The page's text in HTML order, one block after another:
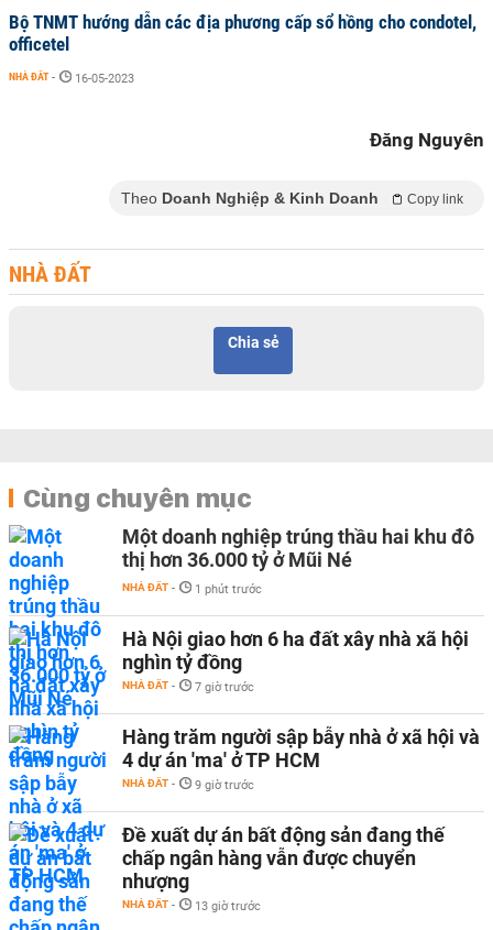
Bộ TNMT hướng dẫn các địa phương cấp sổ hồng cho condotel,
officetel
NHÀ ĐẤT - 16-05-2023
Đăng Nguyên
Theo Doanh Nghiệp & Kinh Doanh Copy link
NHÀ ĐẤT
Chia sẻ
Cùng chuyên mục
Một doanh nghiệp trúng thầu hai khu đô
thị hơn 36.000 tỷ ở Mũi Né
NHÀ ĐẤT - 1 phút trước
Hà Nội giao hơn 6 ha đất xây nhà xã hội
nghìn tỷ đồng
NHÀ ĐẤT - 7 giờ trước
Hàng trăm người sập bẫy nhà ở xã hội và
4 dự án 'ma' ở TP HCM
NHÀ ĐẤT - 9 giờ trước
Đề xuất dự án bất động sản đang thế
chấp ngân hàng vẫn được chuyển
nhượng
NHÀ ĐẤT - 13 giờ trước